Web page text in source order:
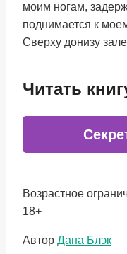
моим ногам,
поднимается к
Сверху донизу
Читать
Возрастное
18+
Метки
Автор Дана Блэк